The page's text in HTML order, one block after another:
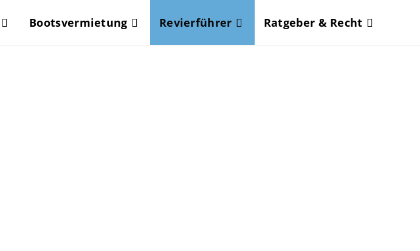
Bootsvermietung Revierführer Ratgeber & Recht